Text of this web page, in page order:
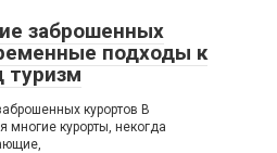
заброшенных
подходы к
туризм
курортов В
многие курорты, некогда